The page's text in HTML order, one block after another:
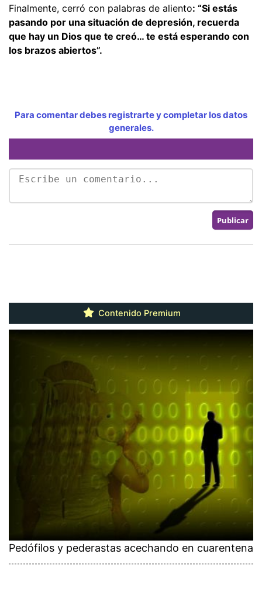
Finalmente, cerró con palabras de aliento: “Si estás
pasando por una situación de depresión, recuerda
que hay un Dios que te creó… te está esperando con
los brazos abiertos”.
Para comentar debes registrarte y completar los datos
generales.
Contenido Premium
Pedófilos y pederastas acechando en cuarentena